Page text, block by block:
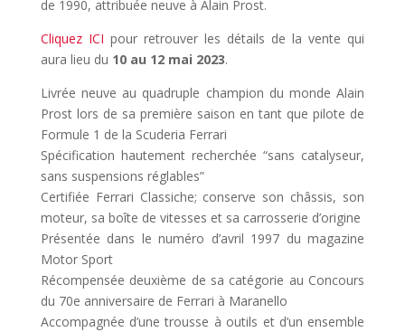
de 1990, attribuée neuve à Alain Prost.
Cliquez ICI pour retrouver les détails de la vente qui
aura lieu du 10 au 12 mai 2023.
Livrée neuve au quadruple champion du monde Alain
Prost lors de sa première saison en tant que pilote de
Formule 1 de la Scuderia Ferrari
Spécification hautement recherchée “sans catalyseur,
sans suspensions réglables”
Certifiée Ferrari Classiche; conserve son châssis, son
moteur, sa boîte de vitesses et sa carrosserie d’origine
Présentée dans le numéro d’avril 1997 du magazine
Motor Sport
Récompensée deuxième de sa catégorie au Concours
du 70e anniversaire de Ferrari à Maranello
Accompagnée d’une trousse à outils et d’un ensemble